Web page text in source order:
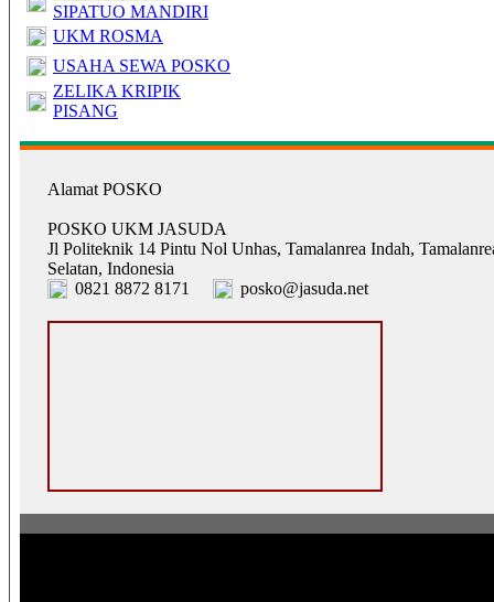
SIPATUO MANDIRI
UKM ROSMA
USAHA SEWA POSKO
ZELIKA KRIPIK
PISANG
Alamat POSKO
POSKO UKM JASUDA
Jl Politeknik 14 Pintu Nol Unhas, Tamalanrea Indah,
Selatan, Indonesia
0821 8872 8171
posko@jasuda.net